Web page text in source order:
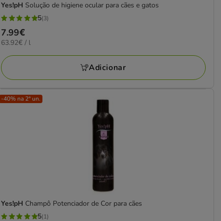
Yes!pH Solução de higiene ocular para cães e gatos
5
estrelas
com
3
avaliações
5(3)
Preço
7.99€
7.99€
63.92€
L
63.92€ / l
Adicionar
-40% na 2ª un.
Yes!pH Champô Potenciador de Cor para cães
5(1)